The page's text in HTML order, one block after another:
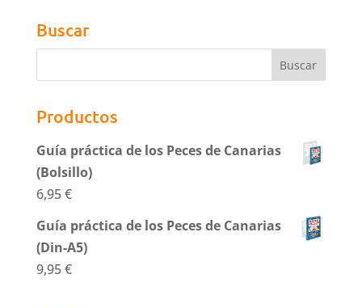
Buscar
Productos
Guía práctica de los Peces de Canarias
(Bolsillo)
6,95€
Guía práctica de los Peces de Canarias
(Din-A5)
9,95€